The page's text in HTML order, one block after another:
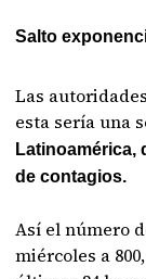
Salto
Las
esta sería una
Latinoamérica,
de contagios.
Así el número
miércoles a